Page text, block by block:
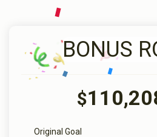
BONUS
$
Original Goal